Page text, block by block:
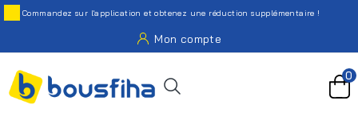
Commandez sur l'application et obtenez une réduction supplémentaire !
Mon compte
0